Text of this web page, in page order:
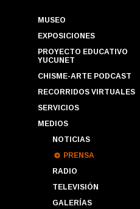
MUSEO
EXPOSICIONES
PROYECTO EDUCATIVO
YUCUNET
CHISME-ARTE PODCAST
RECORRIDOS VIRTUALES
SERVICIOS
MEDIOS
NOTICIAS
PRENSA
RADIO
TELEVISIÓN
GALERÍAS